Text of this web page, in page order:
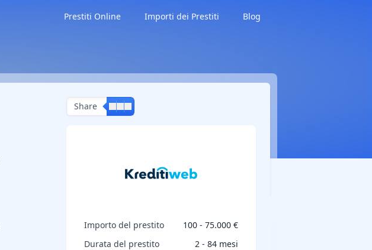
Prestiti Online Importi dei Prestiti Blog
Share
Importo del prestito
100 - 75.000 €
Durata del prestito
2 - 84 mesi